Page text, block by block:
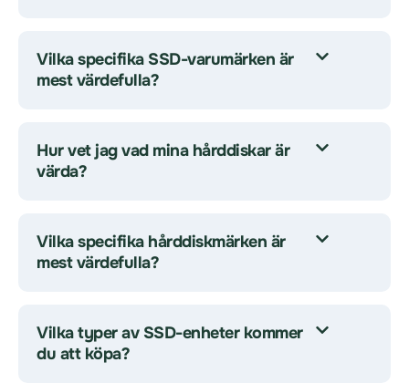
Vilka specifika SSD-varumärken är
mest värdefulla?
Hur vet jag vad mina hårddiskar är
värda?
Vilka specifika hårddiskmärken är
mest värdefulla?
Vilka typer av SSD-enheter kommer
du att köpa?